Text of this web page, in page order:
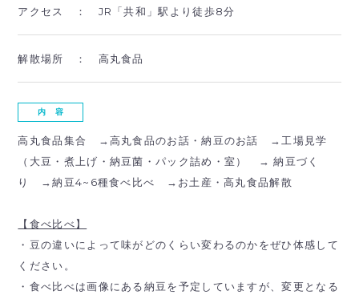
アクセス ： JR「共和」駅より徒歩8分
解散場所 ： 高丸食品
内 容
高丸食品集合 →高丸食品のお話・納豆のお話 →工場見学
（大豆・煮上げ・納豆菌・パック詰め・室） → 納豆づく
り →納豆4~6種食べ比べ →お土産・高丸食品解散
【食べ比べ】
・豆の違いによって味がどのくらい変わるのかをぜひ体感して
ください。
・食べ比べは画像にある納豆を予定していますが、変更となる